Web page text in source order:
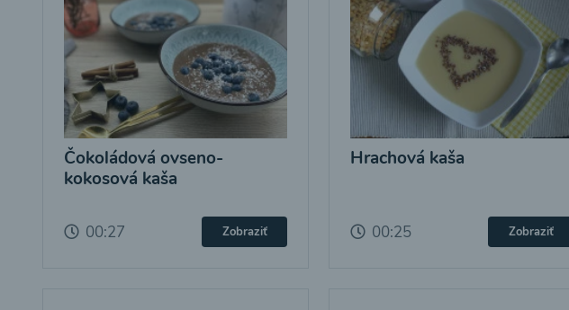
Čokoládová ovseno-
kokosová kaša
00:27 Zobraziť
Hrachová kaša
00:25 Zobraziť